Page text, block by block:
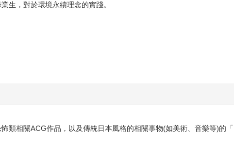
生，對於環境永續理念的實踐。
類相關ACG作品，以及傳統日本風格的相關事物(如美術、音樂等)的